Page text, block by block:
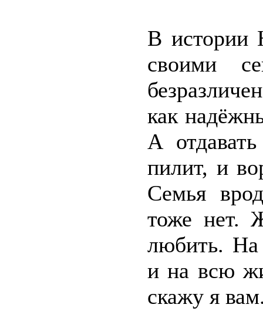
В истории
своими
как
А
пилит, и
Семья
тоже нет.
любить. На
и на всю
скажу я